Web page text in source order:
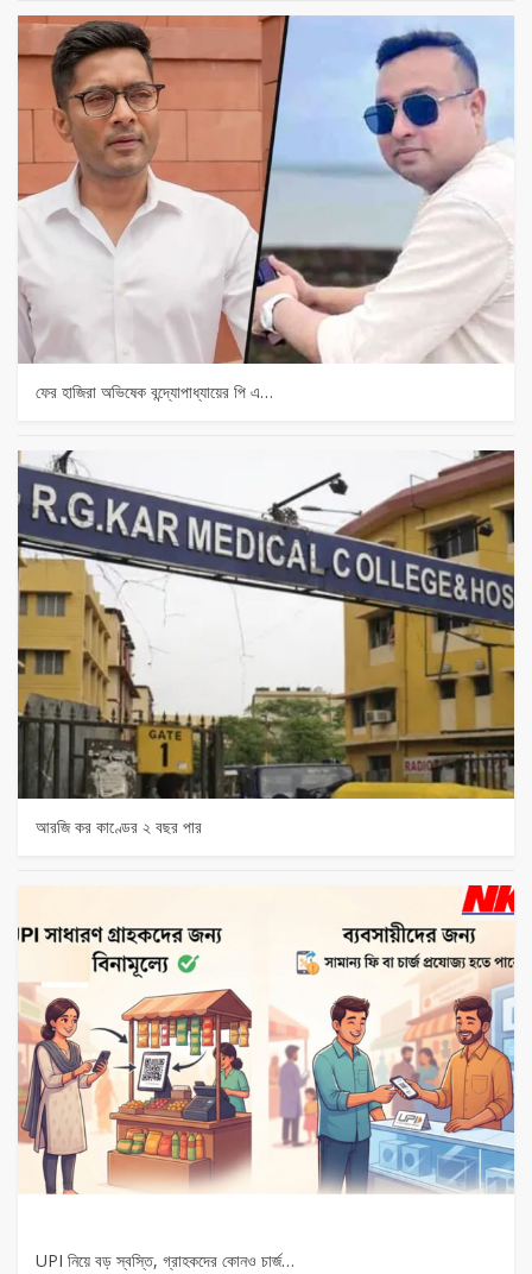
ফের হাজিরা অভিষেক বন্দ্যোপাধ্যায়ের পি এ…
আরজি কর কাণ্ডের ২ বছর পার
UPI নিয়ে বড় স্বস্তি, গ্রাহকদের কোনও চার্জ…